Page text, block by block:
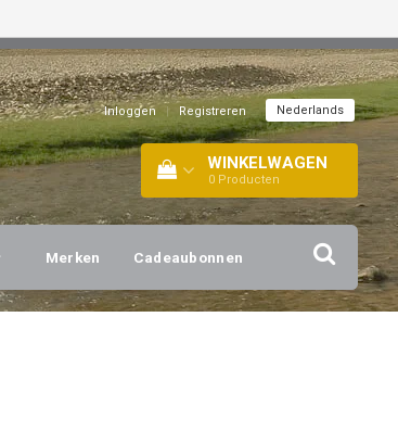
Inloggen | Registreren Nederlands
WINKELWAGEN
0 Producten
Merken Cadeaubonnen